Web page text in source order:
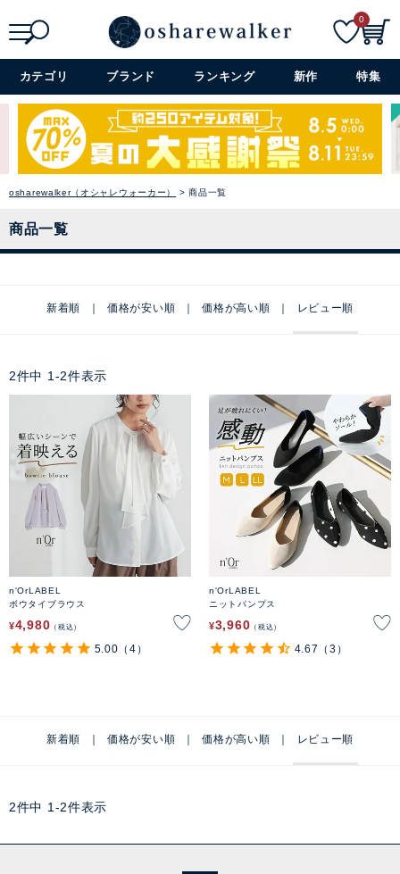
詳細検索+
0
カテゴリ ブランド ランキング 新作 特集
osharewalker（オシャレウォーカー） 商品一覧
商品一覧
新着順 価格が安い順 価格が高い順 レビュー順
2件中 1 -2件表示
n'OrLABEL
ボウタイブラウス
¥4,980 税込
5.00 （4）
n'OrLABEL
ニットパンプス
¥3,960 税込
4.67 （3）
新着順 価格が安い順 価格が高い順 レビュー順
2件中 1 -2件表示